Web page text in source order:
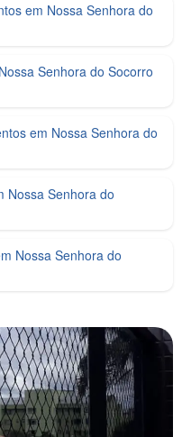
em Nossa Senhora do
Senhora do Socorro
em Nossa Senhora do
Nossa Senhora do
Nossa Senhora do